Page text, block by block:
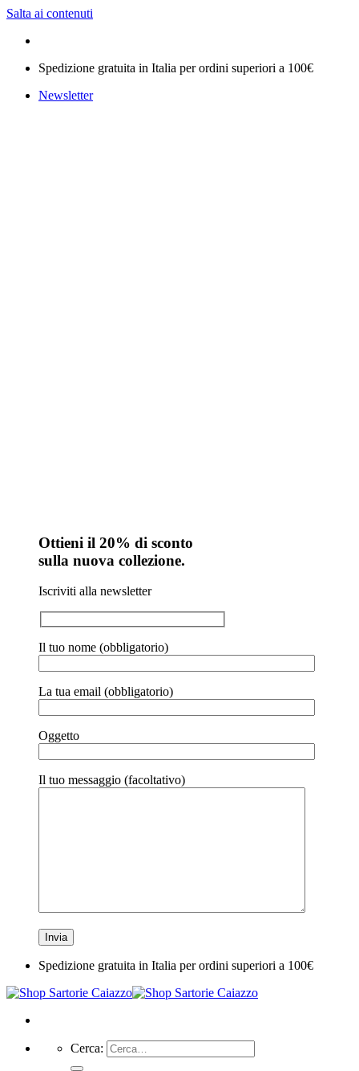
Salta ai contenuti
Spedizione gratuita in Italia per ordini superiori a 100€
Newsletter
Ottieni il 20% di sconto
sulla nuova collezione.
Iscriviti alla newsletter
Il tuo nome (obbligatorio)
La tua email (obbligatorio)
Oggetto
Il tuo messaggio (facoltativo)
Spedizione gratuita in Italia per ordini superiori a 100€
Cerca: